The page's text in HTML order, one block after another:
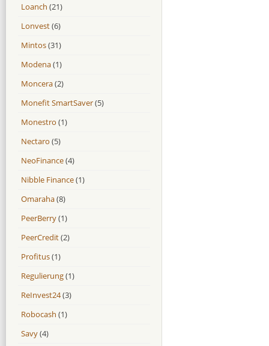
Loanch (21)
Lonvest(6)
Mintos(31)
Modena(1)
Moncera(2)
Monefit SmartSaver(5)
Monestro (1)
Nectaro (5)
NeoFinance(4)
Nibble Finance(1)
Omaraha(8)
PeerBerry(1)
PeerCredit(2)
Profitus(1)
Regulierung(1)
ReInvest24(3)
Robocash (1)
Savy(4)